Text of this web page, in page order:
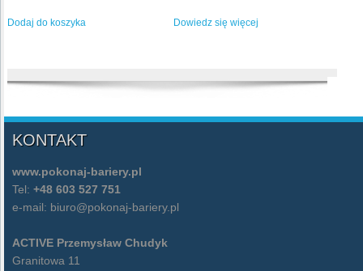
Dodaj do koszyka Dowiedz się więcej
KONTAKT
www.pokonaj-bariery.pl
Tel: +48 603 527 751
e-mail: biuro@pokonaj-bariery.pl
ACTIVE Przemysław Chudyk
Granitowa 11